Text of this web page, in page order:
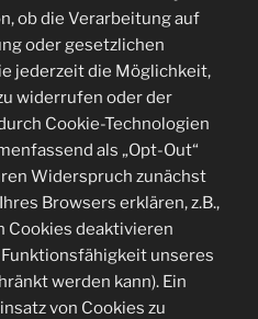
ob die Verarbeitung auf
oder gesetzlichen
jederzeit die Möglichkeit,
widerrufen oder der
Cookie-Technologien
als „Opt-Out“
Widerspruch zunächst
Browsers erklären, z.B.,
Cookies deaktivieren
unseres
werden kann). Ein
von Cookies zu